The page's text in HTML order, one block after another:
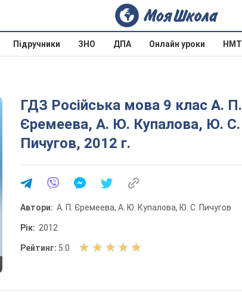
Підручники ЗНО ДПА Онлайн уроки НМТ
ГДЗ Російська мова 9 клас А. П.
Єремеева, А. Ю. Купалова, Ю. С.
Пичугов, 2012 г.
Автори: А. П. Єремеева, А. Ю. Купалова, Ю. С. Пичугов
Рік: 2012
Рейтинг: 5.0
О
н